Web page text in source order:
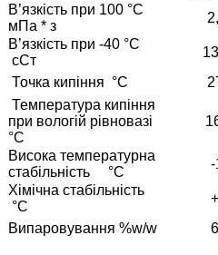
В’язкість при 100 °C
мПа * з
В’язкість при -40 °C
сСт
Точка кипіння °С
Температура кипіння
при вологій рівновазі
°С
Висока температурна
стабільність °С
-
Хімічна стабільність
°С
Випаровування %w/w